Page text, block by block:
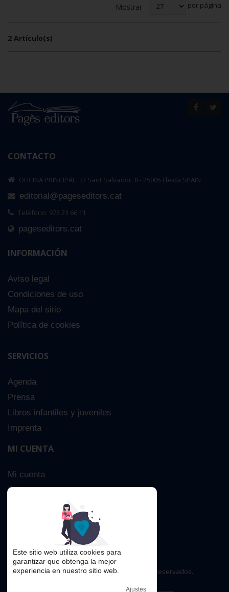
Mostrar
por página
2 Artículo(s)
CONTACTO
OFICINA PRINCIPAL : c/ Sant Salvador, 8 - 25005 Lleida SPAIN
editorial@pageseditors.cat
Teléfono: 973 23 66 11
pageseditors.cat
INFORMACIÓN
Aviso legal
Condiciones de uso
Mapa del sitio
Política de cookies
SERVICIOS
Agenda
Prensa
Libros infantiles y juveniles
Imprenta
MI CUENTA
Mi cuenta
Sobre nosotros
Búsqueda Avanzada
Copyright © 2016. Todos los derechos reservados.
Este sitio web utiliza cookies para
garantizar que obtenga la mejor
experiencia en nuestro sitio web.
Ajustes